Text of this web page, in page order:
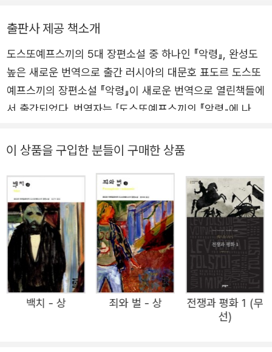
난 첫 달 소피야는 태어난 지 석 달 만에 사망한다. 작가에게 삶의
행복이 무엇인지를 알게 해준 안나 스니트키나는 작가의 마지막
날까지 든든한 옆지기로 남는다. 1881년 1월 28일 《카라마조프
가의 형제들》 2부를 구상하고 있던 도스토옙스키는 앓던 폐기종
이 악화되어 숨을 거둔다. 1881년 2월 1일 장례식을 찾은 6만여
작은 《가난한 사람들》, 《백야》, 《분신》,《죽음의 집의 기록》, 《지
년》, 《카라마조프가의 형제들》 등이 있다.
고 파멸해 가는 과정은 대단히 비극적이다.
출판사 제공 책소개
도스또예프스끼의 5대 장편소설 중 하나인 『악령』, 완성도
높은 새로운 번역으로 출간 러시아의 대문호 표도르 도스또
예프스끼의 장편소설 『악령』이 새로운 번역으로 열린책들에
서 출간되었다. 번역자는 「도스또예프스끼의 『악령』에 나타
노어노문학과의 박혜경 교수다. 『악령』은 『죄와 벌』, 『까라
스끼의 5대 장편소설 중 하나로, 성서에 등장하는 돼지 떼에
들린 <악령>들처럼 러시아를 휩쓴 서구의 무신론과 허무주
의가 초래한 비극을 러시아의 어느 지방 소도시를 배경으로
보여 주고 있는 소설이다. 수수께끼에 싸인 젊은 귀족 니꼴
라이 스따브로긴과 그를 둘러싼 비밀 혁명 조직의 일당들이
초래하는 비극적인 사건들을 통해, 서구와 러시아, 자유주의
와 허무주의, 무신론과 인신(人神) 사상, 슬라브주의와 러시
아 정교, 세대 간의 갈등, 구원과 속죄의 문제 등 당대 러시
이 상품을 구입한 분들이 구매한 상품
백치 - 상 죄와 벌 - 상
전쟁과 평화 1 (무
선)